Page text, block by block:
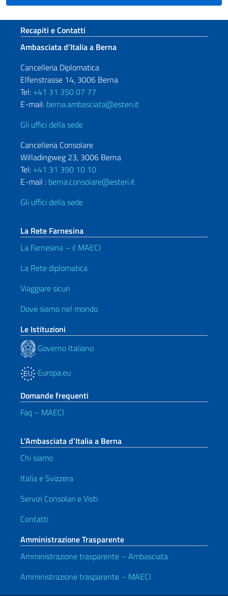
Sezione footer
Recapiti e Contatti
Ambasciata d’Italia a Berna
Cancelleria Diplomatica
Elfenstrasse 14, 3006 Berna
Tel: +41 31 350 07 77
E-mail: berna.ambasciata@esteri.it
Gli uffici della sede
Cancelleria Consolare
Willadingweg 23, 3006 Berna
Tel: +41 31 390 10 10
E-mail : berna.consolare@esteri.it
Gli uffici della sede
La Rete Farnesina
La Farnesina – il MAECI
La Rete diplomatica
Viaggiare sicuri
Dove siamo nel mondo
Le Istituzioni
Governo Italiano
Europa.eu
Domande frequenti
Faq – MAECI
L’Ambasciata d’Italia a Berna
Chi siamo
Italia e Svizzera
Servizi Consolari e Visti
Contatti
Amministrazione Trasparente
Amministrazione trasparente – Ambasciata
Amministrazione trasparente – MAECI